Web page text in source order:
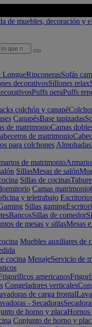
LongueRinconerasSofás
decorativosSillones relax
Puffs peraPuffs
colchón y canapé
CanapésBase tapizadas
de matrimonioCamas
de matrimonio
para colchones Almohadas
de matrimonio
SillasMesas de salón
Sillas de cocinas
Camas matrimonio
y teletrabajo
Sillas gaming
BancosSillas de comedor
de mesas y sillasMesas
Muebles auxiliares de
cocina MenajeServicio de
americanos
Congeladores verticales
de carga frontal
- Secadoras
de horno y placaHornos
Conjunto de horno y